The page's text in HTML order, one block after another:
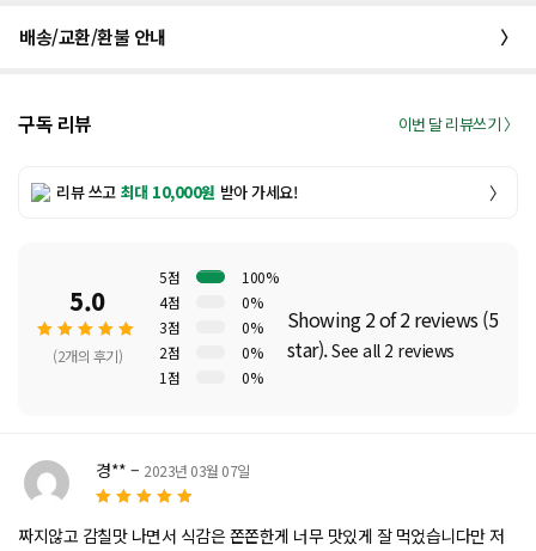
배송/교환/환불 안내 〉
구독 리뷰 이번 달 리뷰쓰기 〉
리뷰 쓰고 최대 10,000원 받아 가세요! 〉
5.0
됨
(2개의 후기)
5점
100%
4점
0%
3점
0%
2점
0%
1점
0%
Showing 2 of 2 reviews (5
star).See all 2 reviews
5 중에서 5 로
평가됨
경** – 2023년 03월 07일
짜지않고 감칠맛 나면서 식감은 쫀쫀한게 너무 맛있게 잘 먹었습니다만 저